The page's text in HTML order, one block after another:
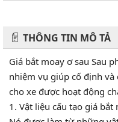
THÔNG TIN MÔ TẢ
Giá bắt moay ơ sau Sau
nhiệm vụ giúp cố định
cho xe được hoạt động
1. Vật liệu cấu tạo giá bắt